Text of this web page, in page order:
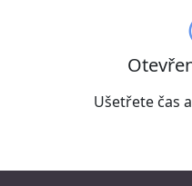
Ušetřete čas